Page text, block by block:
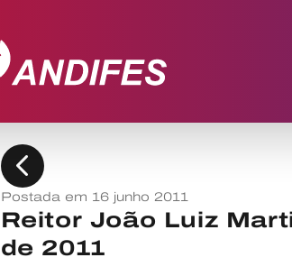
chevron_left
Postada em 16 junho 2011
Reitor João Luiz
de 2011